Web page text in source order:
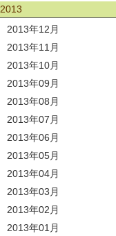
2013
2013年12月
2013年11月
2013年10月
2013年09月
2013年08月
2013年07月
2013年06月
2013年05月
2013年04月
2013年03月
2013年02月
2013年01月